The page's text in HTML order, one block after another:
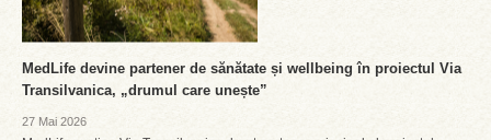
MedLife devine partener de sănătate și wellbeing în proiectul Via
Transilvanica, „drumul care unește”
27 Mai 2026